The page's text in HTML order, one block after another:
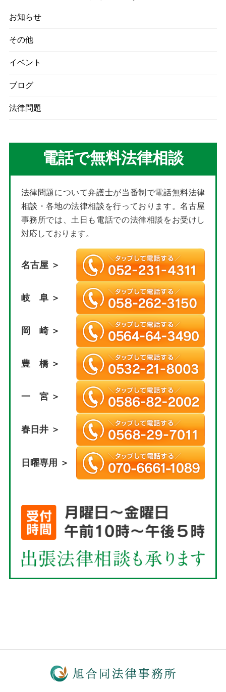
お知らせ
その他
イベント
ブログ
法律問題
電話で無料法律相談
法律問題について弁護士が当番制で電話無料法律
相談・各地の法律相談を行っております。名古屋
事務所では、土日も電話での法律相談をお受けし
対応しております。
名古屋 ＞
岐 阜 ＞
岡 崎 ＞
豊 橋 ＞
一 宮 ＞
春日井 ＞
日曜専用 ＞